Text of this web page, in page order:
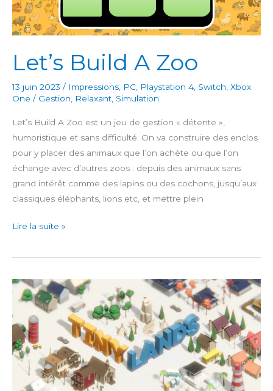
Let’s Build A Zoo
13 juin 2023 / Impressions, PC, Playstation 4, Switch, Xbox
One / Gestion, Relaxant, Simulation
Let’s Build A Zoo est un jeu de gestion « détente »,
humoristique et sans difficulté. On va construire des enclos
pour y placer des animaux que l’on achète ou que l’on
échange avec d’autres zoos : depuis des animaux sans
grand intérêt comme des lapins ou des cochons, jusqu’aux
classiques éléphants, lions etc, et mettre plein
Let’s
A
Lire la suite »